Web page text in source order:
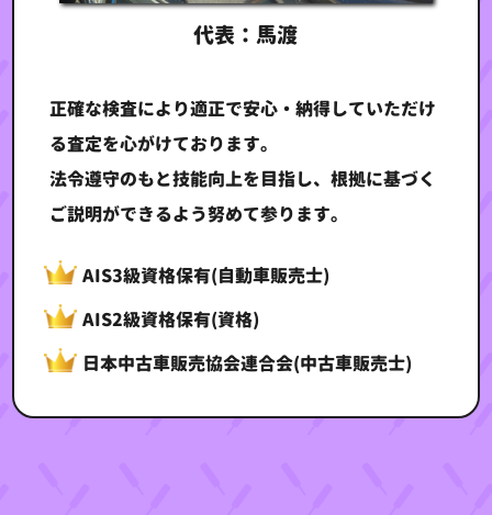
代表：馬渡
正確な検査により適正で安心・納得していただけ
る査定を心がけております。
法令遵守のもと技能向上を目指し、根拠に基づく
ご説明ができるよう努めて参ります。
AIS3級資格保有(自動車販売士)
AIS2級資格保有(資格)
日本中古車販売協会連合会(中古車販売士)